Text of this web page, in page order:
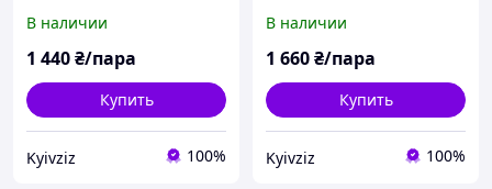
В наличии
1 440₴/пара
Купить
Kyivziz 100%
В наличии
1 660₴/пара
Купить
Kyivziz 100%